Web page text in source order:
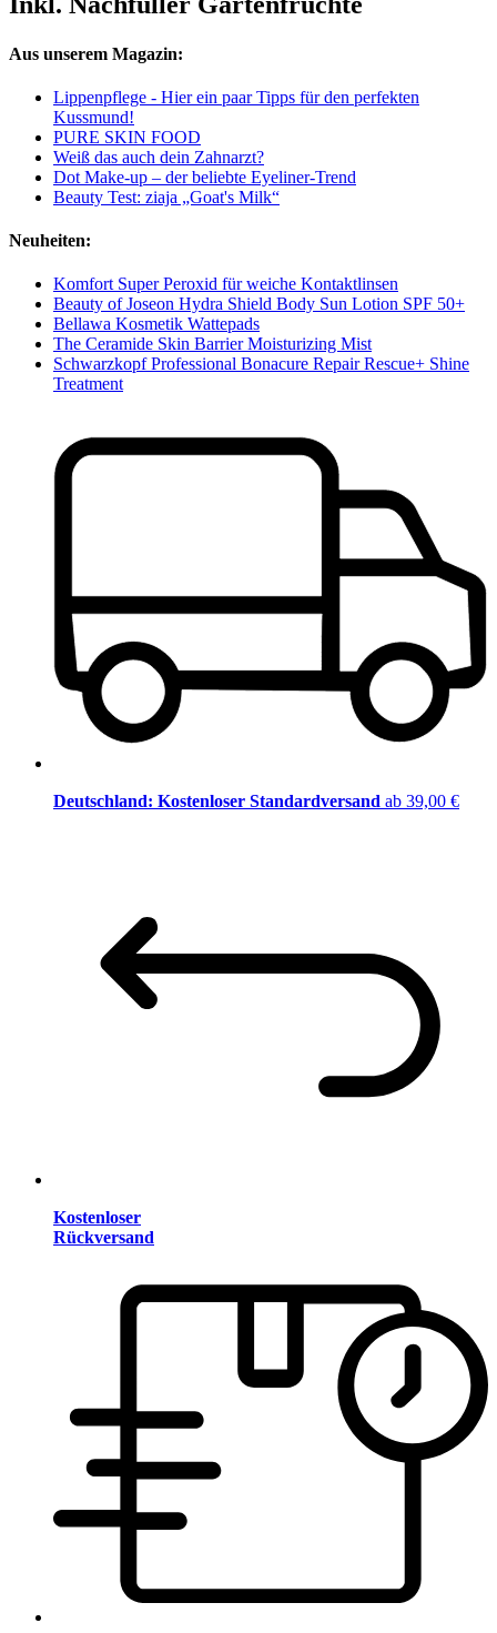
Aus unserem Magazin:
Lippenpflege - Hier ein paar Tipps für den perfekten
Kussmund!
PURE SKIN FOOD
Weiß das auch dein Zahnarzt?
Dot Make-up – der beliebte Eyeliner-Trend
Beauty Test: ziaja „Goat's Milk“
Neuheiten:
Komfort Super Peroxid für weiche Kontaktlinsen
Beauty of Joseon Hydra Shield Body Sun Lotion SPF 50+
Bellawa Kosmetik Wattepads
The Ceramide Skin Barrier Moisturizing Mist
Schwarzkopf Professional Bonacure Repair Rescue+ Shine
Treatment
Deutschland: Kostenloser Standardversand ab 39,00 €
Kostenloser
Rückversand